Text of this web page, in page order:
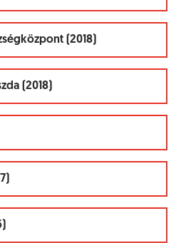
(2018)
(2018)